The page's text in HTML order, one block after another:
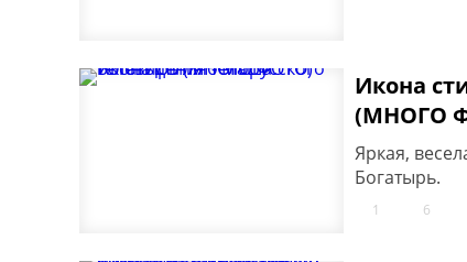
Икона
(МНОГО
Яркая,
Богатырь.
1 6